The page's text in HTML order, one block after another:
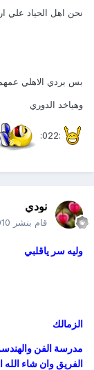
نحن اهل الحياد علي
بس بردي الاهلي عمهم
وهياخد الدوري
:022:
نودي
قام بنشر
وليه سر ياقلبي
الزمالك
مدرسة الفن
الفريق وان شاء الله